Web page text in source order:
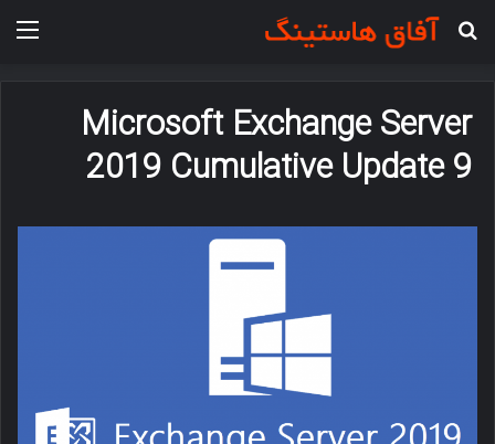
جستجو برای
Microsoft Exchange Server
2019 Cumulative Update 9